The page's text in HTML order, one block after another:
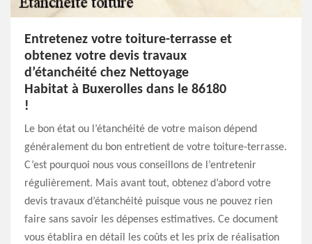
Entretenez votre toiture-terrasse et
obtenez votre devis travaux
d’étanchéité chez Nettoyage
Habitat à Buxerolles dans le 86180
!
Le bon état ou l’étanchéité de votre maison dépend
généralement du bon entretient de votre toiture-terrasse.
C’est pourquoi nous vous conseillons de l’entretenir
régulièrement. Mais avant tout, obtenez d’abord votre
devis travaux d’étanchéité puisque vous ne pouvez rien
faire sans savoir les dépenses estimatives. Ce document
vous établira en détail les coûts et les prix de réalisation